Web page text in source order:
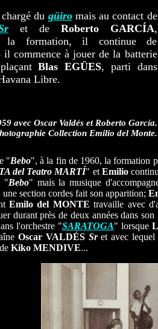
du güiromais au contact de
et de Roberto GARCÍA,
la formation, il continue de
il commence à jouer de la batterie
Blas EGÜES, parti dans
Libre.
avec Oscar Valdés et Roberto García.
Collection Emilio del Monte.
"Bebo", à la fin de 1960, la formation
del Teatro MARTÍ" et Emilio
"Bebo" mais la musique
section cordes fait son apparition;
Emilo del MONTE travaille avec
durant près de deux années dans son
l'orchestre "SARATOGA" lorsque
Oscar VALDÉS Sret avec
Kiko MENDIVE...